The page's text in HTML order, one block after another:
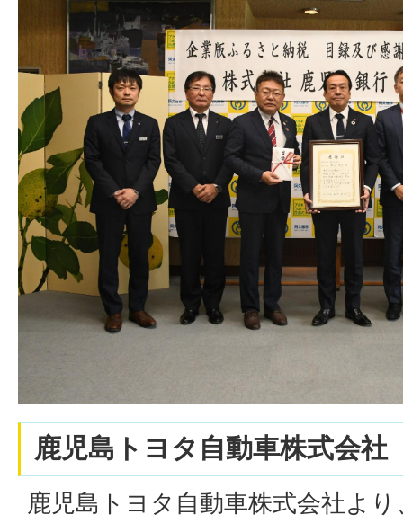
鹿児島トヨタ自動車株式会社
鹿児島トヨタ自動車株式会社よ